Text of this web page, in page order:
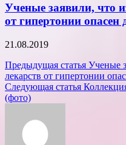
Ученые заявили, что
от гипертонии опасен
21.08.2019
Навигация
по
записям
Предыдущая статья Ученые
лекарств от гипертонии
Следующая статья
(фото)